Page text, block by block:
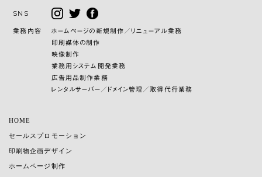
SNS
業務内容
ホームページの新規制作／リニューアル業務
印刷媒体の制作
映像制作
業務用システム開発業務
広告用品制作業務
レンタルサーバー／ドメイン管理／取得代行業務
HOME
セールスプロモーション
印刷物企画デザイン
ホームページ制作